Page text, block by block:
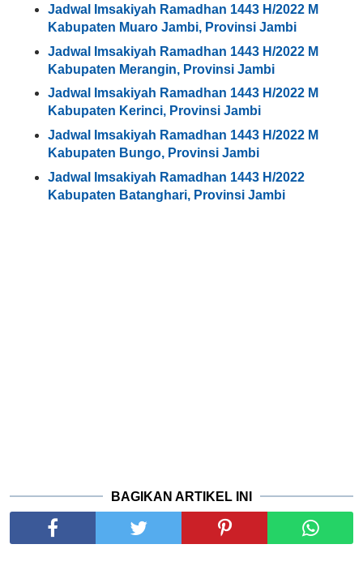
Jadwal Imsakiyah Ramadhan 1443 H/2022 M
Kabupaten Muaro Jambi, Provinsi Jambi
Jadwal Imsakiyah Ramadhan 1443 H/2022 M
Kabupaten Merangin, Provinsi Jambi
Jadwal Imsakiyah Ramadhan 1443 H/2022 M
Kabupaten Kerinci, Provinsi Jambi
Jadwal Imsakiyah Ramadhan 1443 H/2022 M
Kabupaten Bungo, Provinsi Jambi
Jadwal Imsakiyah Ramadhan 1443 H/2022
Kabupaten Batanghari, Provinsi Jambi
BAGIKAN ARTIKEL INI